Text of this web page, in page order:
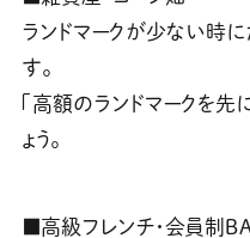
ランドマークが少ない時に
す。
「高額のランドマークを
ょう。
■高級フレンチ・会員制Ｂ